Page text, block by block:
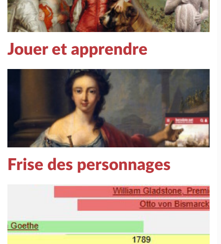
Jouer et apprendre
Frise des personnages